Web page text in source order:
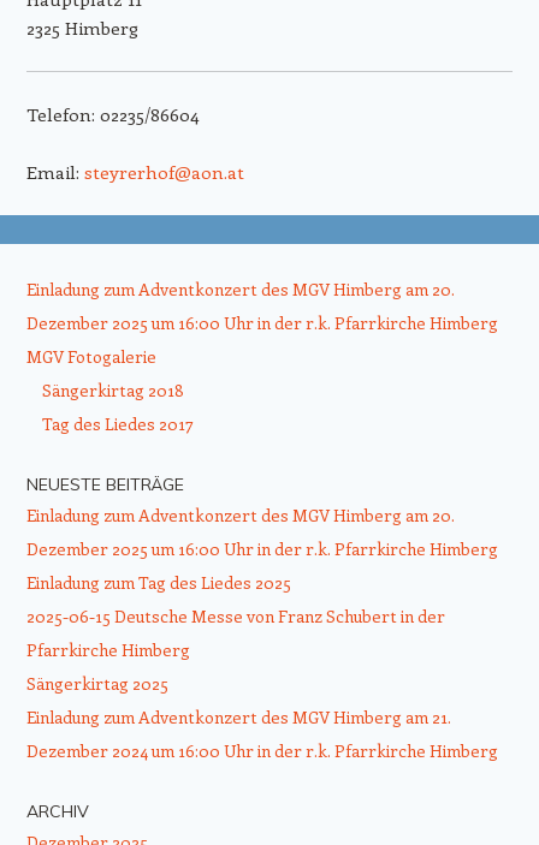
2325 Himberg
Telefon: 02235/86604
Email: steyrerhof@aon.at
Einladung zum Adventkonzert des MGV Himberg am 20.
Dezember 2025 um 16:00 Uhr in der r.k. Pfarrkirche Himberg
MGV Fotogalerie
Sängerkirtag 2018
Tag des Liedes 2017
NEUESTE BEITRÄGE
Einladung zum Adventkonzert des MGV Himberg am 20.
Dezember 2025 um 16:00 Uhr in der r.k. Pfarrkirche Himberg
Einladung zum Tag des Liedes 2025
2025-06-15 Deutsche Messe von Franz Schubert in der
Pfarrkirche Himberg
Sängerkirtag 2025
Einladung zum Adventkonzert des MGV Himberg am 21.
Dezember 2024 um 16:00 Uhr in der r.k. Pfarrkirche Himberg
ARCHIV